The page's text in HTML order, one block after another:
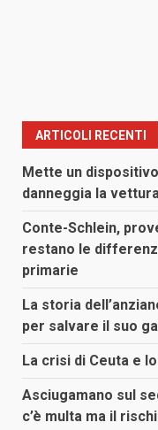
ARTICOLI RECENTI
Mette un
danneggia la
Conte-Schlein,
restano le
primarie
La storia
per salvare il suo
La crisi di Ceuta e
Asciugamano sul
c’è multa ma il